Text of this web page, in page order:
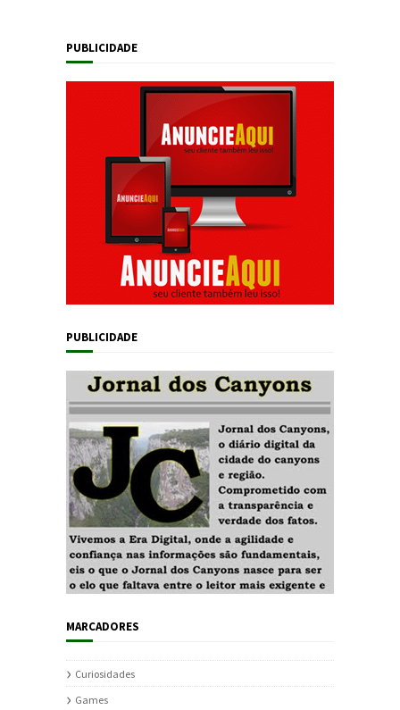
PUBLICIDADE
PUBLICIDADE
MARCADORES
Curiosidades
Games